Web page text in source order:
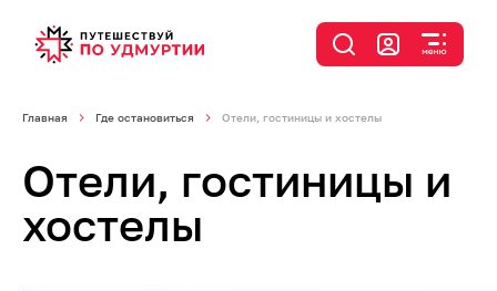
Главная Где остановиться Отели, гостиницы и хостелы
Отели, гостиницы и
хостелы